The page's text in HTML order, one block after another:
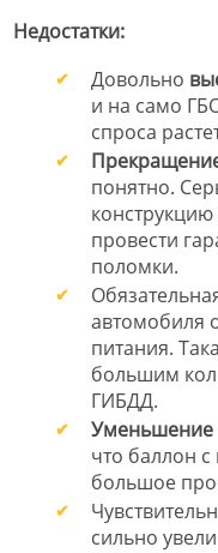
Недостатки:
Довольно
и на само
спроса
понятно.
провести
поломки.
автомобиля
питания.
большим
ГИБДД.
Уменьшение
что баллон
большое
сильно